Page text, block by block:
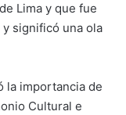
Lima y que fue
significó una ola
la importancia de
Cultural e